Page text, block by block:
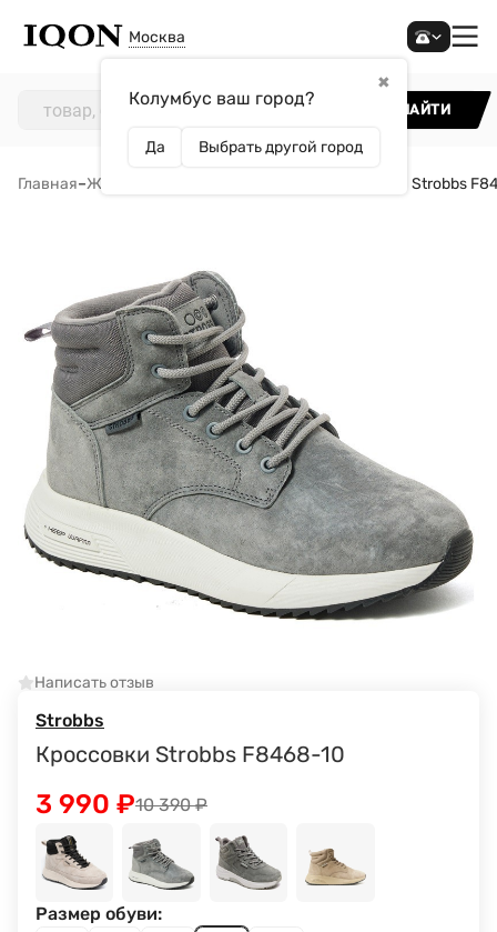
Москва
✖
Колумбус ваш город?
Да Выбрать другой город
НАЙТИ
Главная–Женщинам Кроссовки Strobbs
Написать отзыв
Strobbs
Кроссовки Strobbs F8468-10
10 390₽
3 990 ₽
Размер обуви: